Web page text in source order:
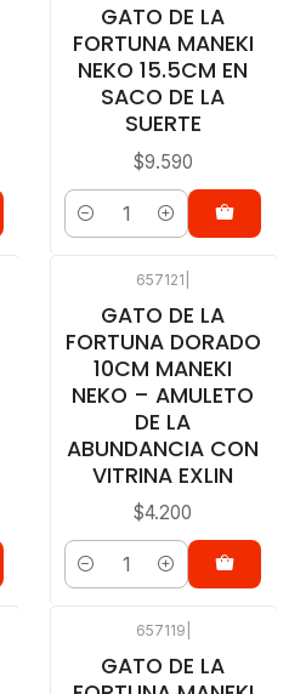
GATO DE LA
FORTUNA MANEKI
NEKO 15.5CM EN
SACO DE LA
SUERTE
$9.590
Cantidad
657121
GATO DE LA
FORTUNA DORADO
10CM MANEKI
NEKO – AMULETO
DE LA
ABUNDANCIA CON
VITRINA EXLIN
$4.200
Cantidad
657119
GATO DE LA